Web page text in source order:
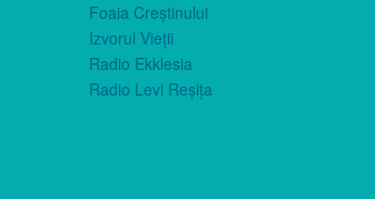
Foaia Creştinului
Izvorul Vieţii
Radio Ekklesia
Radio Levi Reşiţa